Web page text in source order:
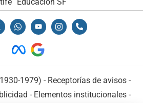
1979) - Receptorías de avisos -
- Elementos institucionales-